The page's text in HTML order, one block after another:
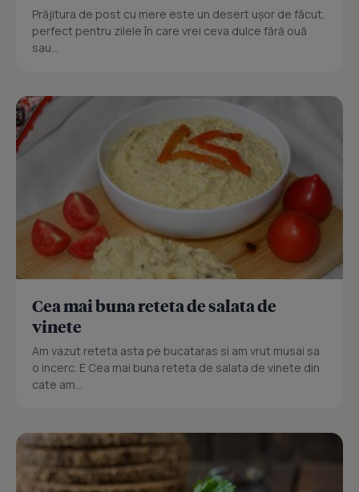
Prăjitura de post cu mere este un desert ușor de făcut,
perfect pentru zilele în care vrei ceva dulce fără ouă
sau...
Cea mai buna reteta de salata de
vinete
Am vazut reteta asta pe bucataras si am vrut musai sa
o incerc. E Cea mai buna reteta de salata de vinete din
cate am...